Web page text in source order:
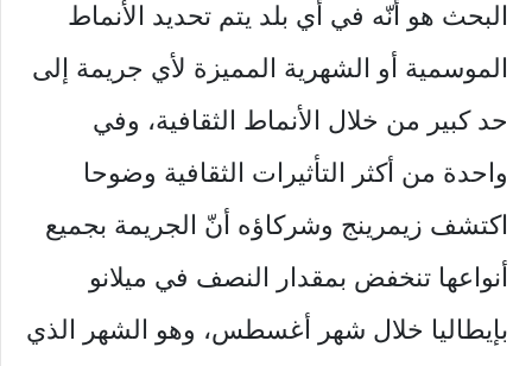
البحث هو أنّه في أي بلد يتم تحديد الأنماط
الموسمية أو الشهرية المميزة لأي جريمة إلى
حد كبير من خلال الأنماط الثقافية، وفي
واحدة من أكثر التأثيرات الثقافية وضوحا
اكتشف زيمرينج وشركاؤه أنّ الجريمة بجميع
أنواعها تنخفض بمقدار النصف في ميلانو
بإيطاليا خلال شهر أغسطس، وهو الشهر الذي